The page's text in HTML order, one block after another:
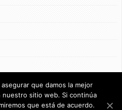
en Internet S.L.
que damos la mejor
nuestro sitio web. Si continúa
que está de acuerdo.